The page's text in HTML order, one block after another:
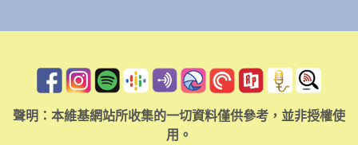
聲明：本維基網站所收集的一切資料僅供參考，並非授權使
用。